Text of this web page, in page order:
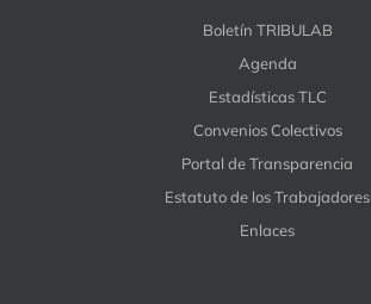
Boletín TRIBULAB
Agenda
Estadísticas TLC
Convenios Colectivos
Portal de Transparencia
Estatuto de los Trabajadores
Enlaces